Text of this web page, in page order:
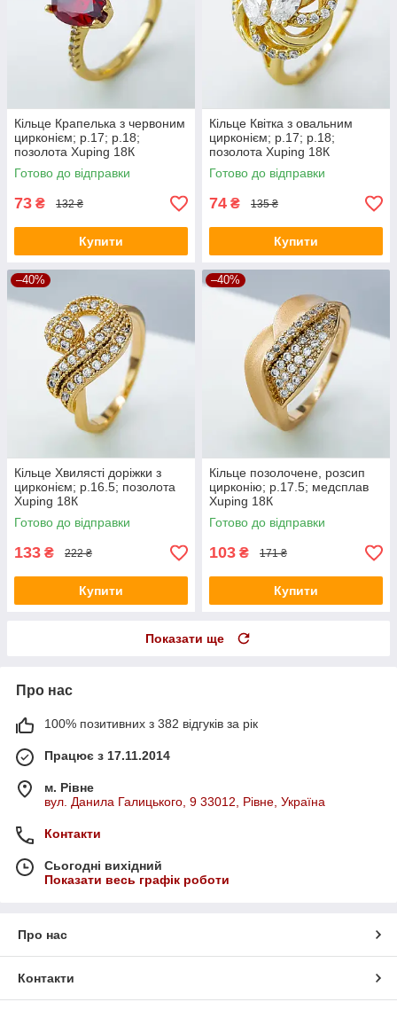
Кільце Крапелька з червоним
цирконієм; p.17; р.18;
позолота Xuping 18К
Готово до відправки
73 ₴ 132 ₴
Купити
Кільце Квітка з овальним
цирконієм; p.17; р.18;
позолота Xuping 18К
Готово до відправки
74 ₴ 135 ₴
Купити
–40%
Кільце Хвилясті доріжки з
цирконієм; р.16.5; позолота
Xuping 18К
Готово до відправки
133 ₴ 222 ₴
Купити
–40%
Кільце позолочене, розсип
цирконію; p.17.5; медсплав
Xuping 18К
Готово до відправки
103 ₴ 171 ₴
Купити
Показати ще
Про нас
100% позитивних з 382 відгуків за рік
Працює з 17.11.2014
м. Рівне
вул. Данила Галицького, 9 33012, Рівне, Україна
Контакти
Сьогодні вихідний
Показати весь графік роботи
Про нас
Контакти